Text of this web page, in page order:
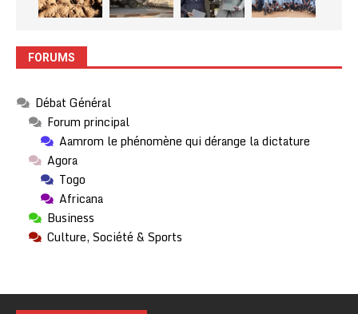
FORUMS
Débat Général
Forum principal
Aamrom le phénomène qui dérange la dictature
Agora
Togo
Africana
Business
Culture, Société & Sports